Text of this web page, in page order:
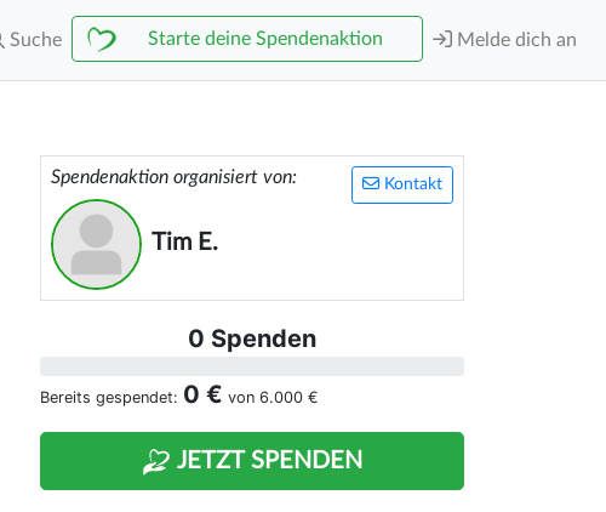
Suche Starte deine Spendenaktion Melde dich an
Kontakt
Spendenaktion organisiert von:
Tim E.
0 Spenden
Bereits gespendet: 0 € von 6.000 €
JETZT SPENDEN